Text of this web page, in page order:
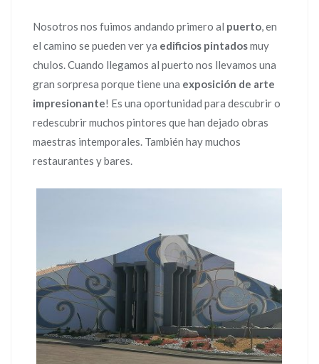
Nosotros nos fuimos andando primero al puerto, en
el camino se pueden ver ya edificios pintadosmuy
chulos. Cuando llegamos al puerto nos llevamos una
gran sorpresa porque tiene una exposición de arte
impresionante! Es una oportunidad para descubrir o
redescubrir muchos pintores que han dejado obras
maestras intemporales. También hay muchos
restaurantes y bares.